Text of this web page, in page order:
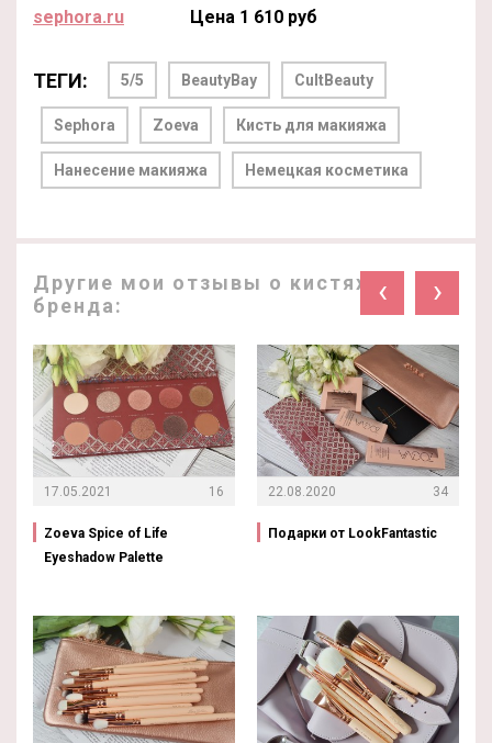
sephora.ru Цена 1 610 руб
ТЕГИ: 5/5 BeautyBay CultBeauty
Sephora Zoeva Кисть для макияжа
Нанесение макияжа Немецкая косметика
Другие мои отзывы о кистях
бренда:
‹ ›
17.05.2021 16
Zoeva Spice of Life
Eyeshadow Palette
22.08.2020 34
Подарки от LookFantastic